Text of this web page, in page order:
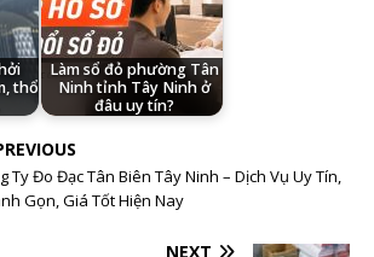
thổ
Làm sổ đỏ phường Tân
Ninh tỉnh Tây Ninh ở
đâu uy tín?
Ty Đo Đạc Tân Biên Tây Ninh – Dịch Vụ Uy Tín,
Gọn, Giá Tốt Hiện Nay
NEXT